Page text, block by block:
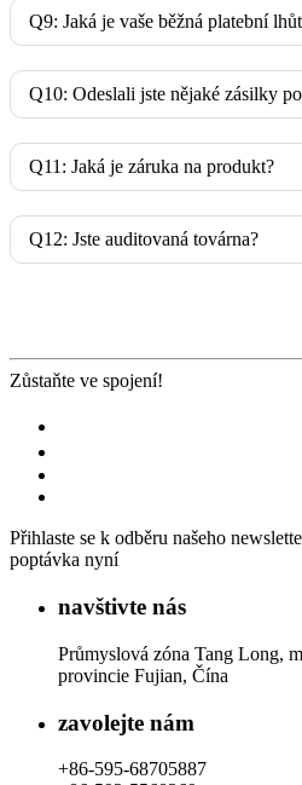
Q9: Jaká je vaše běžná platební
Q10: Odeslali jste nějaké zásilky
Q11: Jaká je záruka na produkt?
Q12: Jste auditovaná továrna?
Zůstaňte ve spojení!
Přihlaste se k odběru našeho
poptávka nyní
navštivte nás
Průmyslová zóna Tang Long,
provincie Fujian, Čína
zavolejte nám
+86-595-68705887